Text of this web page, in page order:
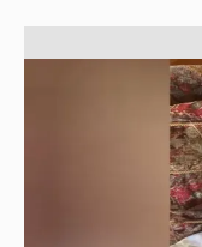
Юлия